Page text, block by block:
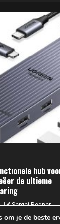
hub
de ultieme
Sergej Regner
om je de beste